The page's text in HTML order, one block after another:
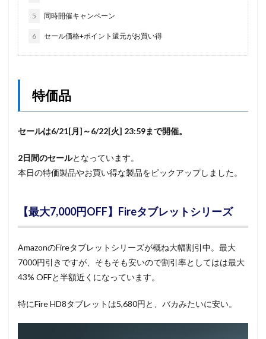
5 同時開催キャンペーン
6 セール価格+ポイント還元がお買い得
特価品
セールは6/21[月]～6/22[火] 23:59まで開催。
2日間のセールとなっています。
本日の特価製品やお買い得な製品をピックアップしました。
【最大7,000円OFF】Fireタブレットシリーズ
AmazonのFireタブレットシリーズが概ね大幅割引中。最大
7000円引きですが、そもそも安いので割引率としてはは最大
43% OFFと半額近くになっています。
特にFire HD8タブレットは5,680円と、バカみたいに安い。